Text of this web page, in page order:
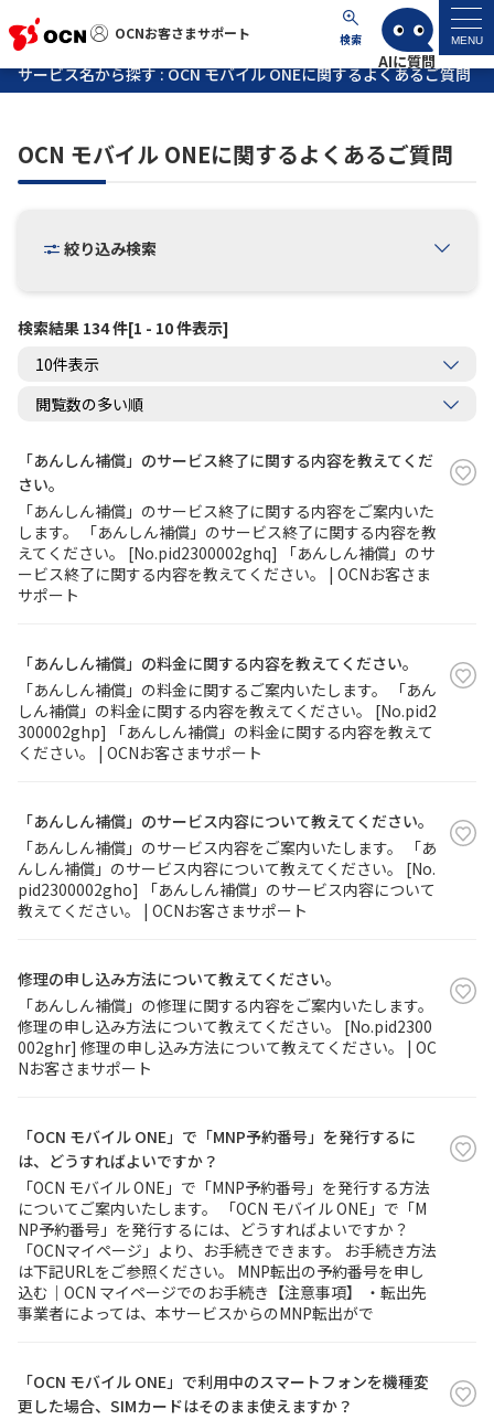
OCNお客さまサポート 検索 MENU
OCNお客さまサポート
マイページ
サポートトップ
よくあるご質問
工事・故障情報
履歴・お気に入り
NTTドコモビジネスのお客さ
まはこちら
工事・故障情報通知
サービス
OCN サービス一覧
サービス名から探す : OCN モバイル ONEに関するよくあるご質問
OCN モバイル ONEに関するよくあるご質問
絞り込み検索
検索結果 134 件[1 - 10 件表示]
「あんしん補償」のサービス終了に関する内容を教えてくだ
さい。
「あんしん補償」のサービス終了に関する内容をご案内いた
します。 「あんしん補償」のサービス終了に関する内容を教
えてください。 [No.pid2300002ghq] 「あんしん補償」のサ
ービス終了に関する内容を教えてください。 | OCNお客さま
サポート
「あんしん補償」の料金に関する内容を教えてください。
「あんしん補償」の料金に関するご案内いたします。 「あん
しん補償」の料金に関する内容を教えてください。 [No.pid2
300002ghp] 「あんしん補償」の料金に関する内容を教えて
ください。 | OCNお客さまサポート
「あんしん補償」のサービス内容について教えてください。
「あんしん補償」のサービス内容をご案内いたします。 「あ
んしん補償」のサービス内容について教えてください。 [No.
pid2300002gho] 「あんしん補償」のサービス内容について
教えてください。 | OCNお客さまサポート
修理の申し込み方法について教えてください。
「あんしん補償」の修理に関する内容をご案内いたします。
修理の申し込み方法について教えてください。 [No.pid2300
002ghr] 修理の申し込み方法について教えてください。 | OC
Nお客さまサポート
「OCN モバイル ONE」で「MNP予約番号」を発行するに
は、どうすればよいですか？
「OCN モバイル ONE」で「MNP予約番号」を発行する方法
についてご案内いたします。 「OCN モバイル ONE」で「M
NP予約番号」を発行するには、どうすればよいですか？
「OCNマイページ」より、お手続きできます。 お手続き方法
は下記URLをご参照ください。 MNP転出の予約番号を申し
込む｜OCN マイページでのお手続き【注意事項】 ・転出先
事業者によっては、本サービスからのMNP転出がで
「OCN モバイル ONE」で利用中のスマートフォンを機種変
更した場合、SIMカードはそのまま使えますか？